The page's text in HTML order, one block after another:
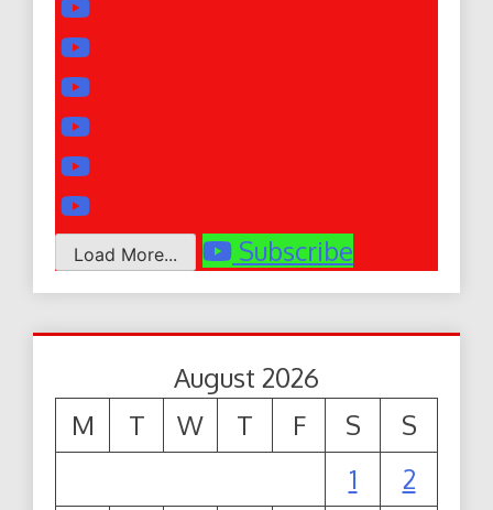
Load More... Subscribe
August 2026
M
T W T F S
S
1
2